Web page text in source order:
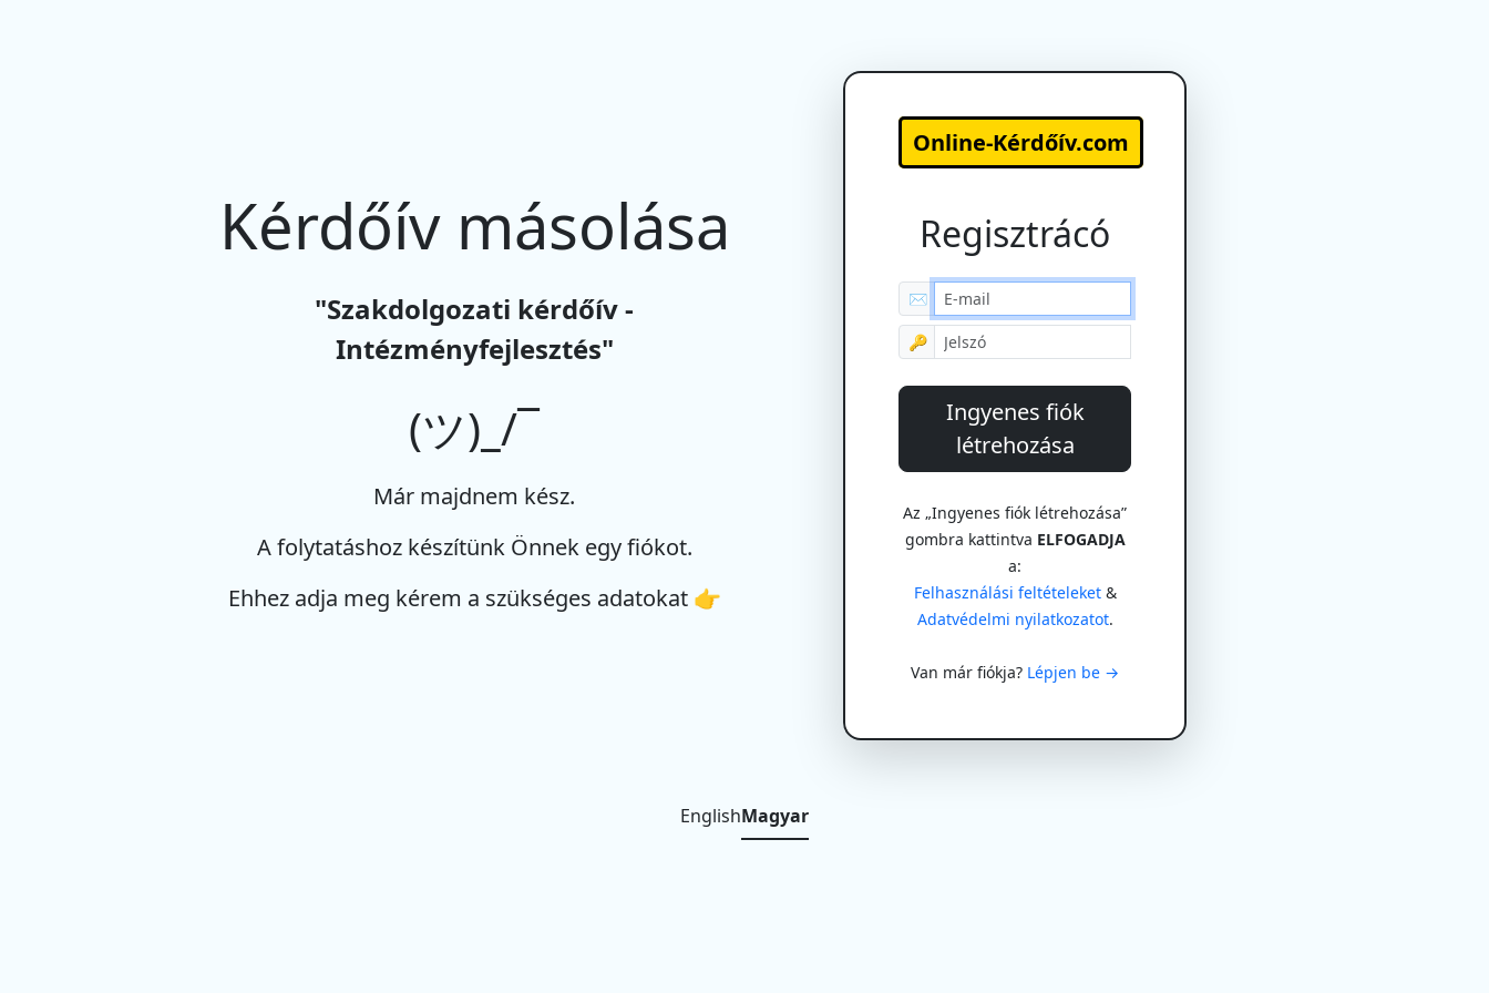
Online-Kérdőív.com
Regisztrácó
✉
🔑
Ingyenes fiók
létrehozása
Az „Ingyenes fiók létrehozása”
gombra kattintva ELFOGADJA
a:
Felhasználási feltételeket&
Adatvédelmi nyilatkozatot.
Van már fiókja? Lépjen be →
Kérdőív másolása
"Szakdolgozati kérdőív -
Intézményfejlesztés"
(ツ)_/¯
Már majdnem kész.
A folytatáshoz készítünk Önnek egy fiókot.
Ehhez adja meg kérem a szükséges adatokat 👉
EnglishMagyar